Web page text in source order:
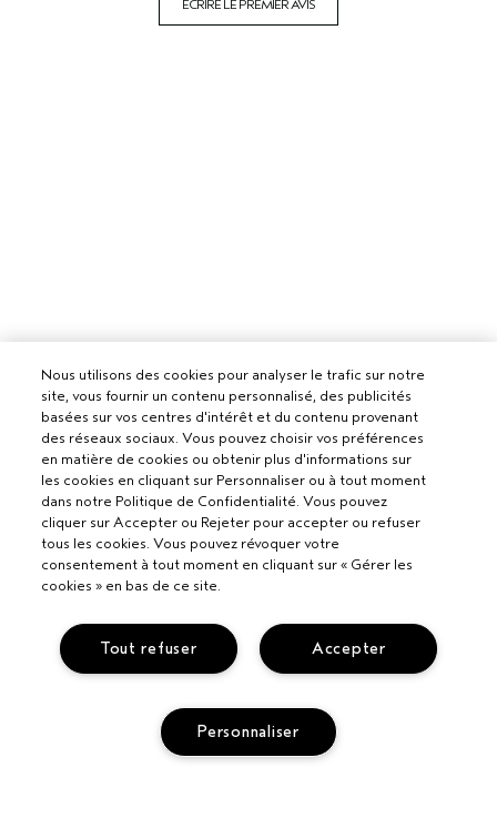
ECRIRE LE PREMIER AVIS
Pour les professionnels
Besoin d’aide ?
APPELEZ LE +33186652316
RETOURS ET ÉCHANGES
CONTACTER LE FABRICANT
POLITIQUE DE CONFIDENTIALITÉ
CONDITIONS GÉNÉRALES
Nous utilisons des cookies pour analyser le trafic sur notre
site, vous fournir un contenu personnalisé, des publicités
basées sur vos centres d'intérêt et du contenu provenant
des réseaux sociaux. Vous pouvez choisir vos préférences
en matière de cookies ou obtenir plus d'informations sur
les cookies en cliquant sur Personnaliser ou à tout moment
dans notre Politique de Confidentialité. Vous pouvez
cliquer sur Accepter ou Rejeter pour accepter ou refuser
tous les cookies. Vous pouvez révoquer votre
consentement à tout moment en cliquant sur « Gérer les
cookies » en bas de ce site.
Accepter
Tout refuser
Personnaliser